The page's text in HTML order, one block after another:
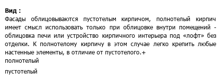
Вид :
Фасады облицовываются пустотелым кирпичом, полнотелый кирпич
имеет смысл использовать только при облицовке внутри помещений -
облицовка печи или устройство кирпичного интерьера под «лофт» без
отделки. К полнотелому кирпичу в этом случае легко крепить любые
настенные элементы, в отличие от пустотелого.+
полнотелый
пустотелый